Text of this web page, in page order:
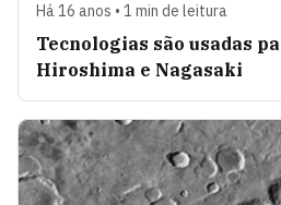
Há 16 anos • 1 min de leitura
Tecnologias são usadas
Hiroshima e Nagasaki